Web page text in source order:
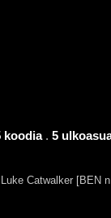
koodia. 5
Catwalker [BEN